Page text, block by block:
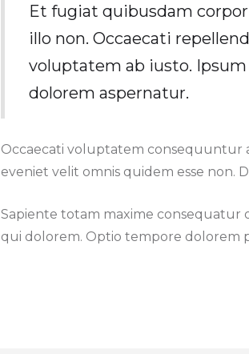
Et fugiat quibusdam
illo non. Occaecati
voluptatem ab iusto.
dolorem aspernatur.
Occaecati voluptatem consequuntur
eveniet velit omnis quidem esse non.
Sapiente totam maxime consequatur
qui dolorem. Optio tempore dolorem